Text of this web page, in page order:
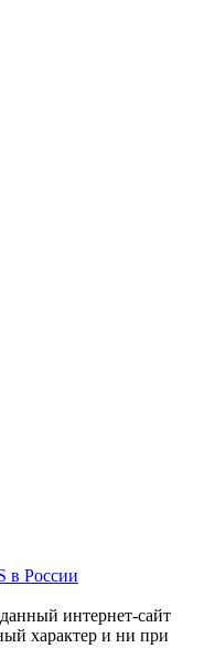
в России
интернет-сайт
характер и ни при